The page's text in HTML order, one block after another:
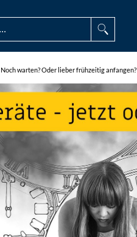
warten? Oder lieber frühzeitig anfangen?